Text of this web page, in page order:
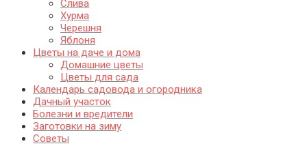
Слива
Хурма
Черешня
Яблоня
Цветы на даче и дома
Домашние цветы
Цветы для сада
Календарь садовода и огородника
Дачный участок
Болезни и вредители
Заготовки на зиму
Советы